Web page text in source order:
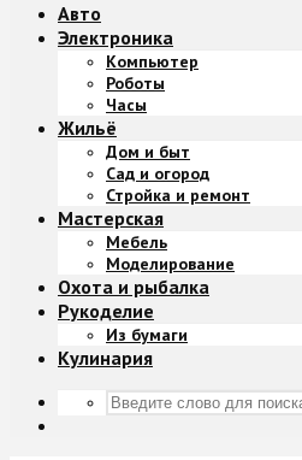
Авто
Электроника
Компьютер
Роботы
Часы
Жильё
Дом и быт
Сад и огород
Стройка и ремонт
Мастерская
Мебель
Моделирование
Охота и рыбалка
Рукоделие
Из бумаги
Кулинария